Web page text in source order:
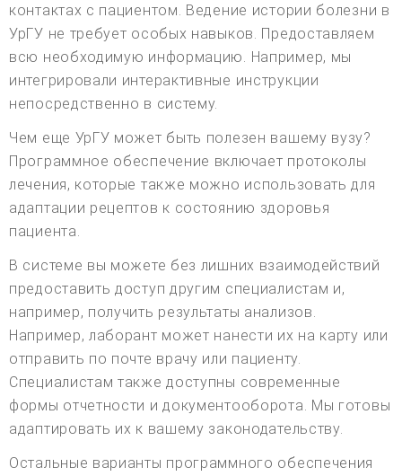
контактах с пациентом. Ведение истории болезни в
УрГУ не требует особых навыков. Предоставляем
всю необходимую информацию. Например, мы
интегрировали интерактивные инструкции
непосредственно в систему.
Чем еще УрГУ может быть полезен вашему вузу?
Программное обеспечение включает протоколы
лечения, которые также можно использовать для
адаптации рецептов к состоянию здоровья
пациента.
В системе вы можете без лишних взаимодействий
предоставить доступ другим специалистам и,
например, получить результаты анализов.
Например, лаборант может нанести их на карту или
отправить по почте врачу или пациенту.
Специалистам также доступны современные
формы отчетности и документооборота. Мы готовы
адаптировать их к вашему законодательству.
Остальные варианты программного обеспечения